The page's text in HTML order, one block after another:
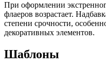
При оформлении
флаеров возрастает.
степени срочности,
декоративных элементов.
Шаблоны